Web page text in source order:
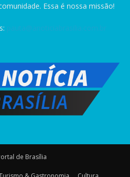
Essa é nossa missão!
pauta@anoticiabrasilia.com.br
de Brasília